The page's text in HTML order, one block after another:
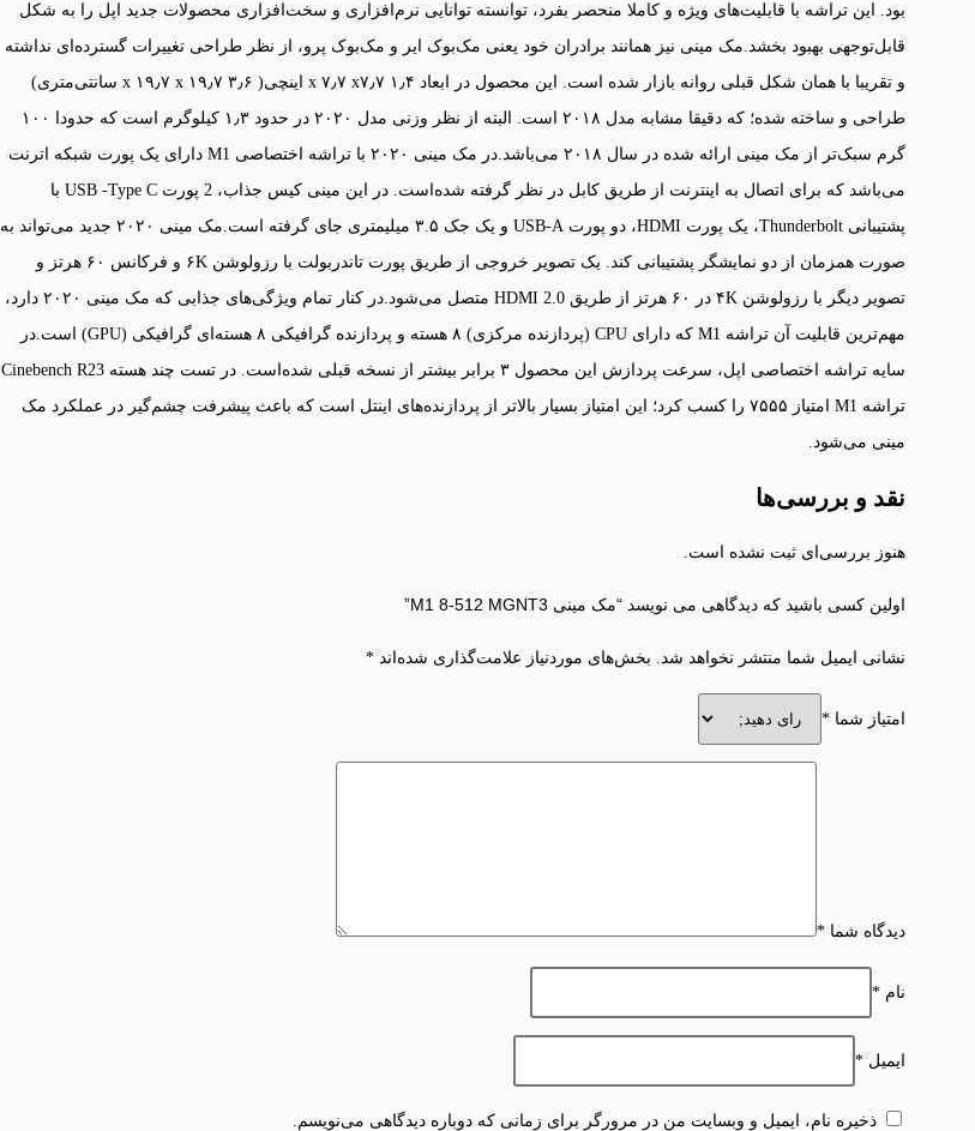
بود. این تراشه با قابلیت‌های ویژه و کاملا منحصر بفرد، توانسته توانایی نرم‌افزاری و سخت‌افزاری محصولات جدید اپل را به شکل
قابل‌توجهی بهبود بخشد.مک مینی نیز همانند برادران خود یعنی مک‌بوک ایر و مک‌بوک پرو، از نظر طراحی تغییرات گسترده‌ای نداشته
و تقریبا با همان شکل قبلی روانه بازار شده است. این محصول در ابعاد ۱٫۴ x ۷٫۷ x۷٫۷ اینچی( ۳٫۶ x ۱۹٫۷ x ۱۹٫۷ سانتی‌متری)
طراحی و ساخته شده؛ که دقیقا مشابه مدل ۲۰۱۸ است. البته از نظر وزنی مدل ۲۰۲۰ در حدود ۱٫۳ کیلوگرم است که حدودا ۱۰۰
گرم سبک‌تر از مک مینی ارائه شده در سال ۲۰۱۸ می‌باشد.در مک مینی ۲۰۲۰ با تراشه اختصاصی M1 دارای یک پورت شبکه اترنت
می‌باشد که برای اتصال به اینترنت از طریق کابل در نظر گرفته شده‌است. در این مینی کیس جذاب، 2 پورت USB -Type C با
پشتیبانی Thunderbolt، یک پورت HDMI، دو پورت USB-A و یک جک ۳.۵ میلیمتری جای گرفته است.مک مینی ۲۰۲۰ جدید می‌تواند به
صورت همزمان از دو نمایشگر پشتیبانی کند. یک تصویر خروجی از طریق پورت تاندربولت با رزولوشن ۶K و فرکانس ۶۰ هرتز و
تصویر دیگر با رزولوشن ۴K در ۶۰ هرتز از طریق HDMI 2.0 متصل می‌شود.در کنار تمام ویژگی‌های جذابی که مک مینی ۲۰۲۰ دارد،
مهم‌ترین قابلیت آن تراشه M1 که دارای CPU (پردازنده مرکزی) ۸ هسته و پردازنده گرافیکی ۸ هسته‌ای گرافیکی (GPU) است.در
سایه تراشه اختصاصی اپل، سرعت پردازش این محصول ۳ برابر بیشتر از نسخه قبلی شده‌است. در تست چند هسته Cinebench R23
تراشه M1 امتیاز ۷۵۵۵ را کسب کرد؛ این امتیاز بسیار بالاتر از پردازنده‌های اینتل است که باعث پیشرفت چشم‌گیر در عملکرد مک
مینی می‌شود.
نقد و بررسی‌ها
هنوز بررسی‌ای ثبت نشده است.
اولین کسی باشید که دیدگاهی می نویسد “مک مینی M1 8-512 MGNT3”
نشانی ایمیل شما منتشر نخواهد شد. بخش‌های موردنیاز علامت‌گذاری شده‌اند *
امتیاز شما *
دیدگاه شما *
نام *
ایمیل *
ذخیره نام، ایمیل و وبسایت من در مرورگر برای زمانی که دوباره دیدگاهی می‌نویسم.